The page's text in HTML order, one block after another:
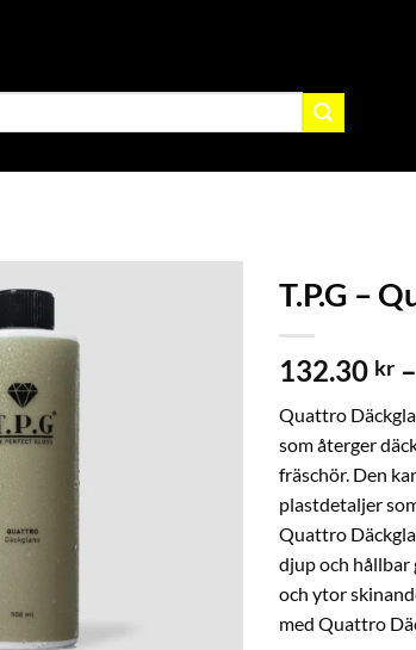
T.P.G –
132.30 kr –
Quattro
som återger
fräschör. Den
plastdetaljer
Quattro
djup och hållbar
och ytor
med Quattro